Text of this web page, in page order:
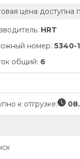
цена доступна
HRT
номер: 5340-
общий: 6
к отгрузке: